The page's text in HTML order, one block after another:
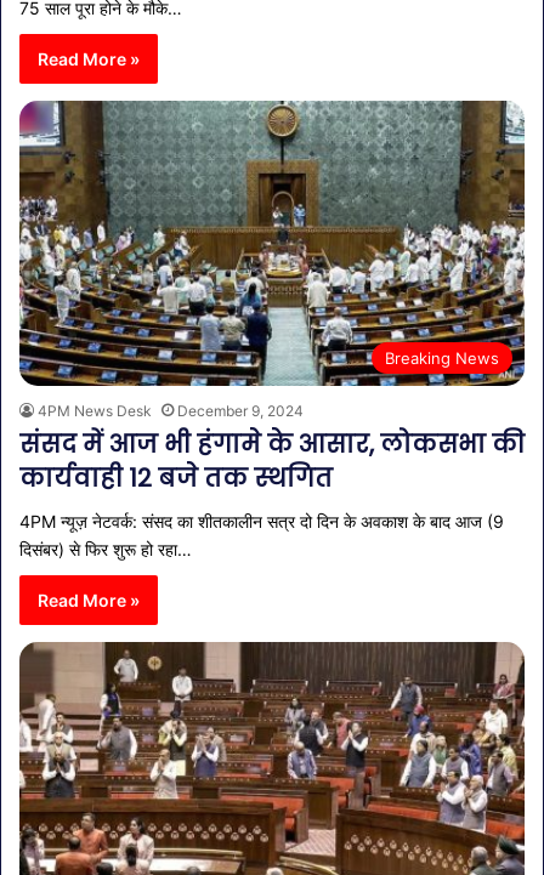
75 साल पूरा होने के मौके…
Read More »
Breaking News
4PM News Desk December 9, 2024
संसद में आज भी हंगामे के आसार, लोकसभा की
कार्यवाही 12 बजे तक स्‍थगित
4PM न्यूज़ नेटवर्क: संसद का शीतकालीन सत्र दो दिन के अवकाश के बाद आज (9
दिसंबर) से फिर शुरू हो रहा…
Read More »